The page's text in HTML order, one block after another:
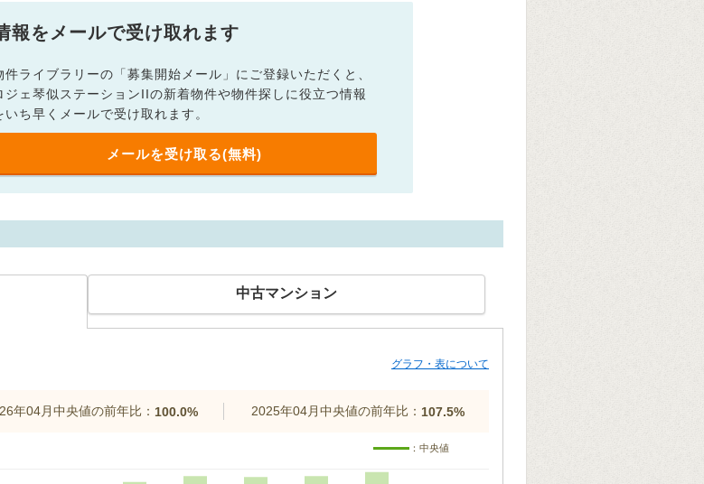
報をメールで受け取れます
件ライブラリーの「募集開始メール」にご登録いただくと、
ジェ琴似ステーションIIの新着物件や物件探しに役立つ情報
いち早くメールで受け取れます。
メールを受け取る(無料)
中古マンション
グラフ・表について
年04月中央値の前年比： 100.0% 2025年04月中央値の前年比： 107.5%
：中央値